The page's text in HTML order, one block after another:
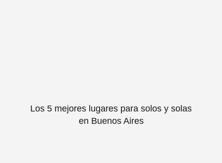
Los 5 mejores lugares para solos y solas
en Buenos Aires